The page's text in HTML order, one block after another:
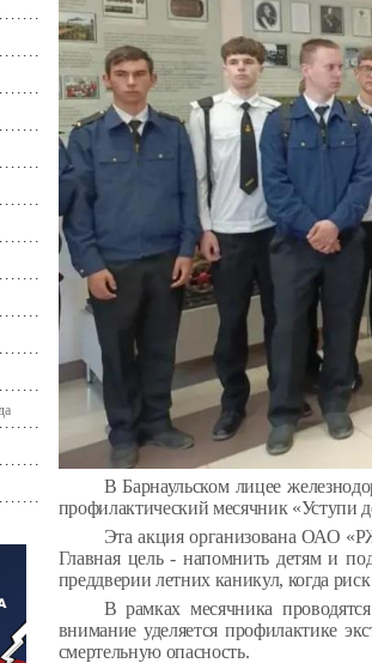
В Барнаульском лицее
профилактический месячник «Уступи
Эта акция организована ОАО
Главная цель - напомнить детям и
преддверии летних каникул, когда
В рамках месячника
внимание уделяется профилактике
смертельную опасность.